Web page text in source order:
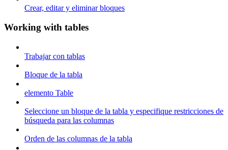
Crear, editar y eliminar bloques
Working with tables
Trabajar con tablas
Bloque de la tabla
elemento Table
Seleccione un bloque de la tabla y especifique restricciones de
búsqueda para las columnas
Orden de las columnas de la tabla